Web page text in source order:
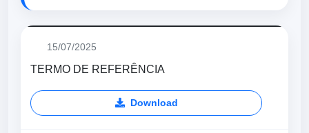
15/07/2025
TERMO DE REFERÊNCIA
Download